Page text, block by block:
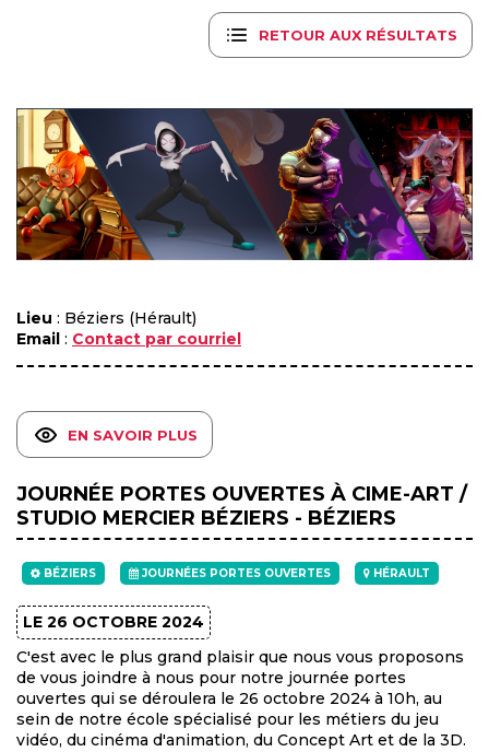
RETOUR AUX RÉSULTATS
Lieu : Béziers (Hérault)
Email : Contact par courriel
EN SAVOIR PLUS
JOURNÉE PORTES OUVERTES À CIME-ART /
STUDIO MERCIER BÉZIERS - BÉZIERS
BÉZIERS JOURNÉES PORTES OUVERTES HÉRAULT
LE 26 OCTOBRE 2024
C'est avec le plus grand plaisir que nous vous proposons
de vous joindre à nous pour notre journée portes
ouvertes qui se déroulera le 26 octobre 2024 à 10h, au
sein de notre école spécialisé pour les métiers du jeu
vidéo, du cinéma d'animation, du Concept Art et de la 3D.